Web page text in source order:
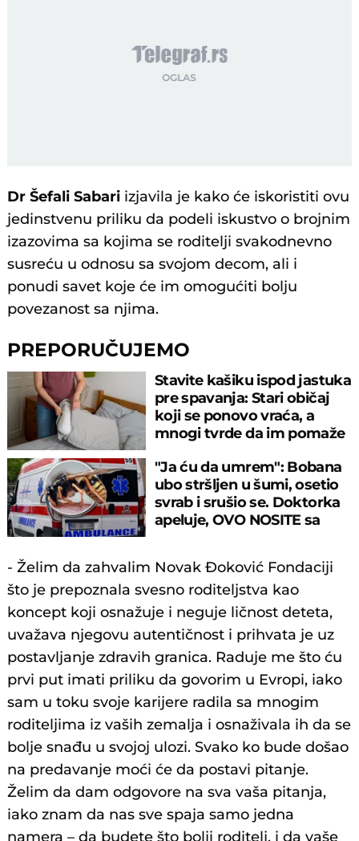
Dr Šefali Sabari izjavila je kako će iskoristiti ovu
jedinstvenu priliku da podeli iskustvo o brojnim
izazovima sa kojima se roditelji svakodnevno
susreću u odnosu sa svojom decom, ali i
ponudi savet koje će im omogućiti bolju
povezanost sa njima.
PREPORUČUJEMO
Stavite kašiku ispod jastuka
pre spavanja: Stari običaj
koji se ponovo vraća, a
mnogi tvrde da im pomaže
"Ja ću da umrem": Bobana
ubo stršljen u šumi, osetio
svrab i srušio se. Doktorka
apeluje, OVO NOSITE sa
- Želim da zahvalim Novak Đoković Fondaciji
što je prepoznala svesno roditeljstva kao
koncept koji osnažuje i neguje ličnost deteta,
uvažava njegovu autentičnost i prihvata je uz
postavljanje zdravih granica. Raduje me što ću
prvi put imati priliku da govorim u Evropi, iako
sam u toku svoje karijere radila sa mnogim
roditeljima iz vaših zemalja i osnaživala ih da se
bolje snađu u svojoj ulozi. Svako ko bude došao
na predavanje moći će da postavi pitanje.
Želim da dam odgovore na sva vaša pitanja,
iako znam da nas sve spaja samo jedna
namera – da budete što bolji roditelj, i da vaše